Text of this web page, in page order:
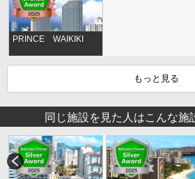
PRINCE WAIKIKI
もっと見る
同じ施設を見た人はこんな施